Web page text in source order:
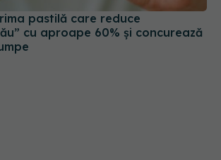
pastilă care reduce
cu aproape 60% și concurează